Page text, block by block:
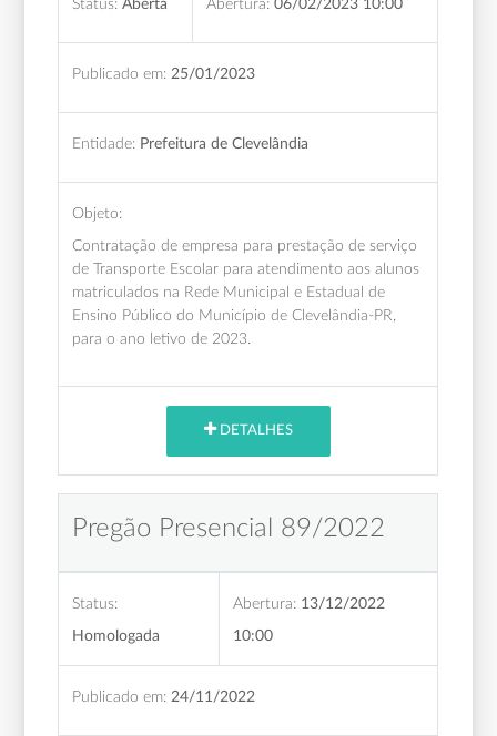
Status: Aberta Abertura: 06/02/2023 10:00
Publicado em: 25/01/2023
Entidade: Prefeitura de Clevelândia
Objeto:
Contratação de empresa para prestação de serviço
de Transporte Escolar para atendimento aos alunos
matriculados na Rede Municipal e Estadual de
Ensino Público do Município de Clevelândia-PR,
para o ano letivo de 2023.
DETALHES
Pregão Presencial 89/2022
Status:
Homologada
Abertura: 13/12/2022
10:00
Publicado em: 24/11/2022